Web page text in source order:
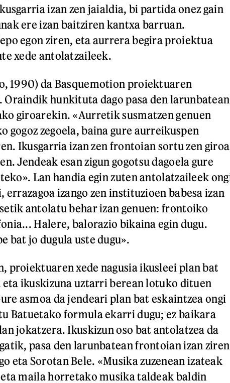
izan zen jaialdia, bi partida onez gain
ere izan baitziren kantxa barruan.
egon ziren, eta aurrera begira proiektua
xede antolatzaileek.
1990) da Basquemotion proiektuaren
Oraindik hunkituta dago pasa den larunbatean
giroarekin. «Aurretik susmatzen genuen
gogoz zegoela, baina gure aurreikuspen
Ikusgarria izan zen frontoian sortu zen
Jendeak esan zigun gogotsu dagoela gure
Lan handia egin zuten antolatzaileek
errazagoa izango zen instituzioen babesa izan
antolatu behar izan genuen: frontoiko
Halere, balorazio bikaina egin dugu.
bat jo dugula uste dugu».
proiektuaren xede nagusia ikusleei plan bat
eta ikuskizuna uztarri berean lotuko dituen
asmoa da jendeari plan bat eskaintzea ongi
Batuetako formula ekarri dugu; ez baikara
jokatzera. Ikuskizun oso bat antolatzea da
pasa den larunbatean frontoian izan ziren
eta Sorotan Bele. «Musika zuzenean izateak
maila horretako musika taldeak baldin